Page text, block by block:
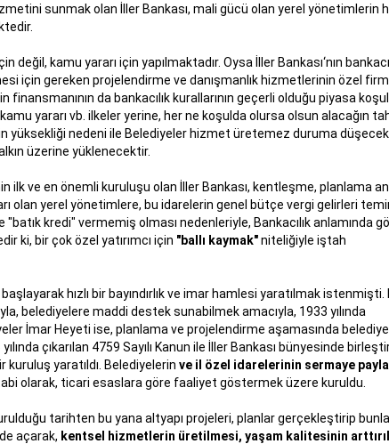
sunmak olan İller Bankası, mali gücü olan yerel yönetimlerin
kamu yararı için yapılmaktadır. Oysa İller Bankası‘nın
için gereken projelendirme ve danışmanlık hizmetlerinin özel
da bankacılık kurallarının geçerli olduğu piyasa
yararı vb. ilkeler yerine, her ne koşulda olursa olsun alacağın
yüksekliği nedeni ile Belediyeler hizmet üretemez duruma
üzerine yüklenecektir.
ilk ve en önemli kuruluşu olan İller Bankası, kentleşme, planlama
olan yerel yönetimlere, bu idarelerin genel bütçe vergi gelirleri
"batık kredi" vermemiş olması nedenleriyle, Bankacılık anlamında
ki, bir çok özel yatırımcı için "ballı kaymak"niteliğiyle iştah
hızlı bir bayındırlık ve imar hamlesi yaratılmak istenmişti.
belediyelere maddi destek sunabilmek amacıyla, 1933 yılında
İmar Heyeti ise, planlama ve projelendirme aşamasında
çıkarılan 4759 Sayılı Kanun ile İller Bankası bünyesinde
yaratıldı. Belediyelerin ve il özel idarelerinin sermaye
olarak, ticari esaslara göre faaliyet göstermek üzere kuruldu.
tarihten bu yana altyapı projeleri, planlar gerçekleştirip
açarak, kentsel hizmetlerin üretilmesi, yaşam kalitesinin